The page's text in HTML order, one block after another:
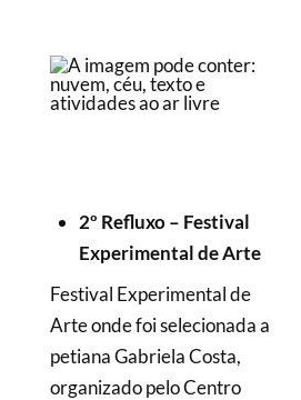
2º Refluxo – Festival
Experimental de Arte
Festival Experimental de
Arte onde foi selecionada a
petiana Gabriela Costa,
organizado pelo Centro